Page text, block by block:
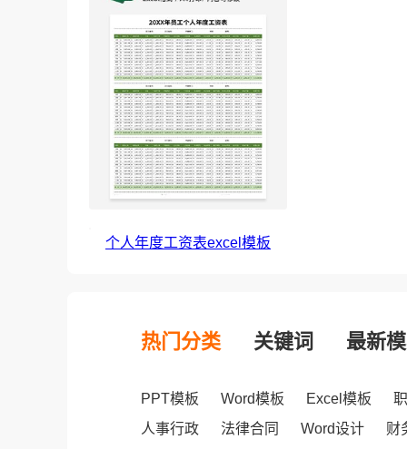
个人年度工资表excel模板
热门分类 关键词 最新
PPT模板 Word模板 Excel模板
人事行政
法律合同 Word设计
财